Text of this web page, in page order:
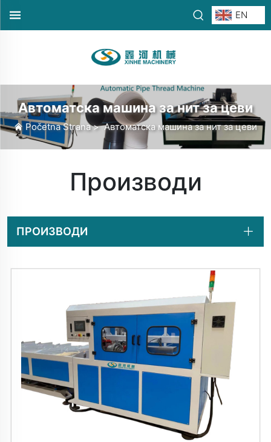
EN
Автоматска машина за нит за цеви
Početna Strana>Автоматска машина за нит за цеви
Производи
ПРОИЗВОДИ